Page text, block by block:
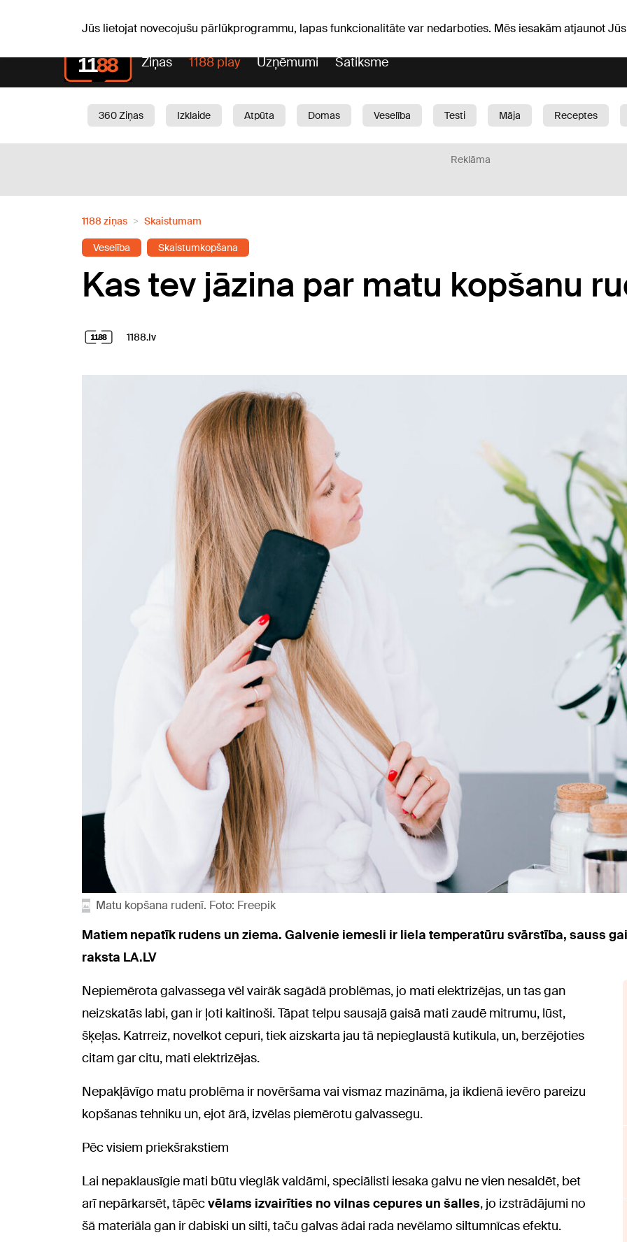
Jūs lietojat novecojušu pārlūkprogrammu, lapas funkcionalitāte var nedarboties. Mēs iesakām atjaunot
Ziņas 1188 play Uzņēmumi Satiksme
360 Ziņas Izklaide Atpūta Domas Veselība Testi Māja Receptes
Reklāma
1188 ziņas Skaistumam
Veselība Skaistumkopšana
Kas tev jāzina par matu kopšanu
1188.lv
Matu kopšana rudenī. Foto: Freepik
Matiem nepatīk rudens un ziema. Galvenie iemesli ir liela temperatūru svārstība, sauss
raksta LA.LV
Nepiemērota galvassega vēl vairāk sagādā problēmas, jo mati elektrizējas, un tas gan
neizskatās labi, gan ir ļoti kaitinoši. Tāpat telpu sausajā gaisā mati zaudē mitrumu, lūst,
šķeļas. Katrreiz, novelkot cepuri, tiek aizskarta jau tā nepieglaustā kutikula, un, berzējoties
citam gar citu, mati elektrizējas.
Nepakļāvīgo matu problēma ir novēršama vai vismaz mazināma, ja ikdienā ievēro pareizu
kopšanas tehniku un, ejot ārā, izvēlas piemērotu galvassegu.
Pēc visiem priekšrakstiem
Lai nepaklausīgie mati būtu vieglāk valdāmi, speciālisti iesaka galvu ne vien nesaldēt, bet
arī nepārkarsēt, tāpēcvēlams izvairīties no vilnas cepures un šalles, jo izstrādājumi no
šā materiāla gan ir dabiski un silti, taču galvas ādai rada nevēlamo siltumnīcas efektu.